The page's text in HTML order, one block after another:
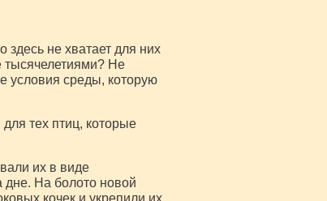
не хватает для них
тысячелетиями? Не
условия среды, которую
тех птиц, которые
их в виде
дне. На болото новой
кочек и укрепили их